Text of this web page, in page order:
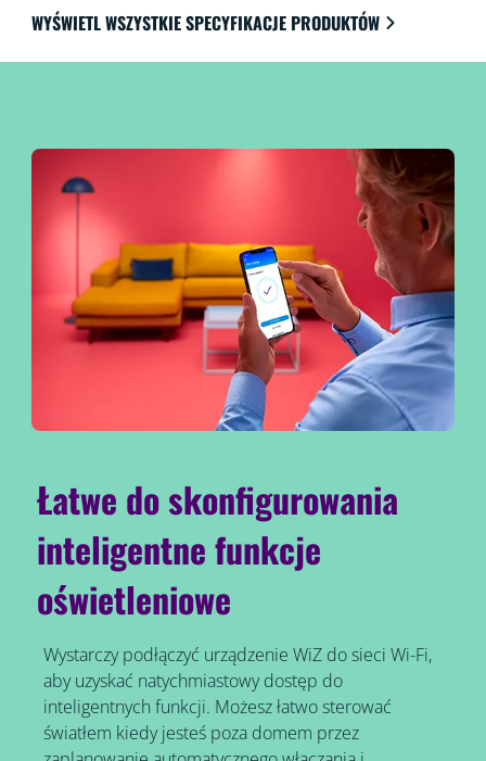
WYŚWIETL WSZYSTKIE SPECYFIKACJE PRODUKTÓW
Łatwe do skonfigurowania
inteligentne funkcje
oświetleniowe
Wystarczy podłączyć urządzenie WiZ do sieci Wi-Fi,
aby uzyskać natychmiastowy dostęp do
inteligentnych funkcji. Możesz łatwo sterować
światłem kiedy jesteś poza domem przez